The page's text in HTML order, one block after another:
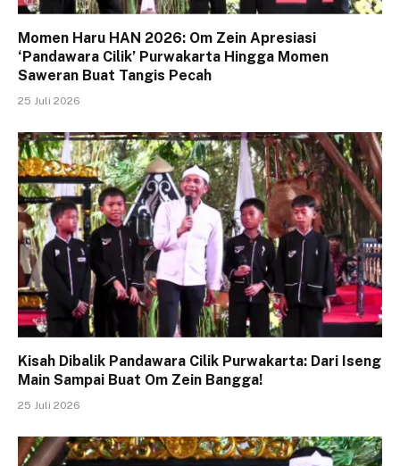
Momen Haru HAN 2026: Om Zein Apresiasi
‘Pandawara Cilik’ Purwakarta Hingga Momen
Saweran Buat Tangis Pecah
25 Juli 2026
Kisah Dibalik Pandawara Cilik Purwakarta: Dari Iseng
Main Sampai Buat Om Zein Bangga!
25 Juli 2026